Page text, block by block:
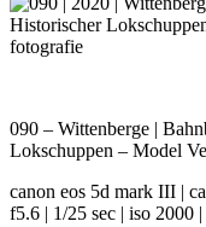
090 – Wittenberge |
Lokschuppen – Model
canon eos 5d mark III |
f5.6 | 1/25 sec | iso 2000